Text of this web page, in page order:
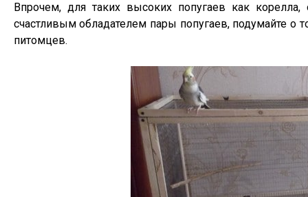
Впрочем, для таких высоких попугаев как
счастливым обладателем пары попугаев, подумайте о
питомцев.